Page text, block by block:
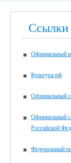
Ссылки
Официальный
Культура.рф
Официальный
Официальный
Российской
Федеральный